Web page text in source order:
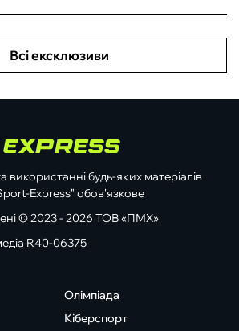
Всі ексклюзиви
використанні будь-яких матеріалів
Express" обов'язкове
© 2023 - 2026 ТОВ «ПМХ»
R40-06375
Олімпіада
Кіберспорт